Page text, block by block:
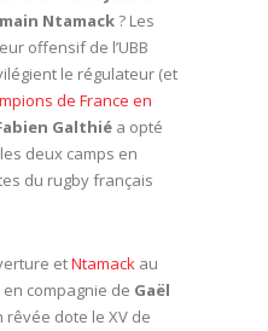
Ntamack? Les
offensif de l’UBB
le régulateur (et
de France en
Galthié a opté
deux camps en
du rugby français
etNtamack au
compagnie de Gaël
rêvée dote le XV de